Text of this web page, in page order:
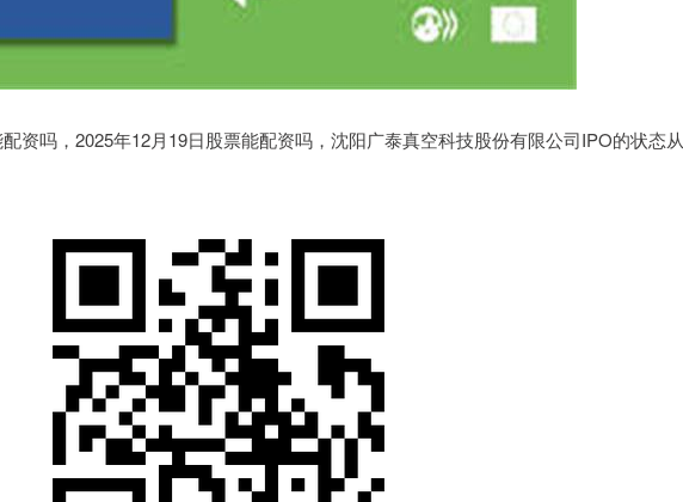
资吗，2025年12月19日股票能配资吗，沈阳广泰真空科技股份有限公司IPO的状态